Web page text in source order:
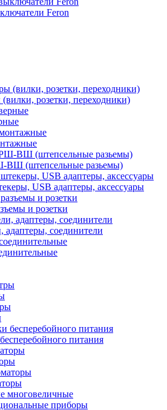
Feron
розетки, переходники)
ВШ (штепсельные разьемы)
USB адаптеры, аксессуары
и розетки
адаптеры, соединители
питания